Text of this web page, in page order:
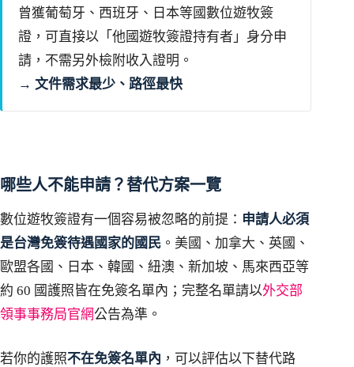
曾獲葡萄牙、西班牙、日本等國數位遊牧簽
證，可直接以「他國遊牧簽證持有者」身分申
請，不需另外檢附收入證明。
→ 文件需求最少、路徑最快
哪些人不能申請？替代方案一覽
數位遊牧簽證有一個容易被忽略的前提： 申請人必須
是台灣免簽待遇國家的國民 。美國、加拿大、英國、
歐盟各國、日本、韓國、紐澳、新加坡、馬來西亞等
約 60 國護照皆在免簽名單內；完整名單請以外交部
領事事務局官網公告為準。
若你的護照不在免簽名單內 ，可以評估以下替代路